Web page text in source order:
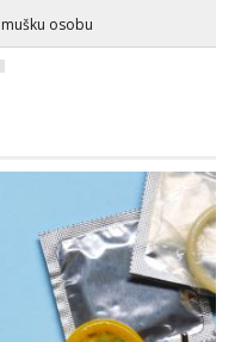
sperme Erotsko rublje
me mozes i ljubiti po
osobu